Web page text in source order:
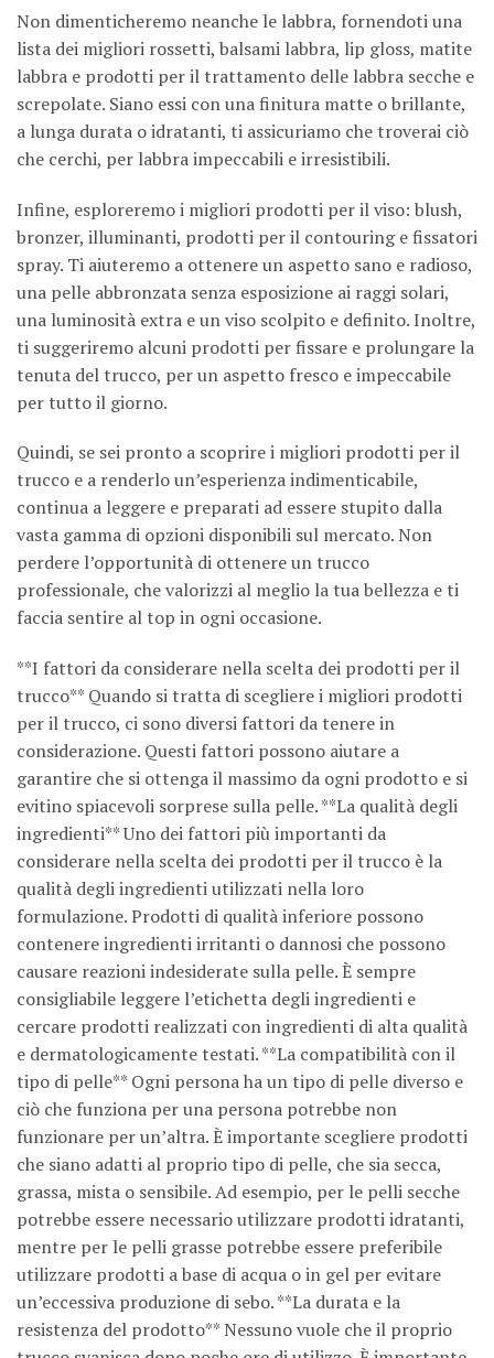
Non dimenticheremo neanche le labbra, fornendoti una
lista dei migliori rossetti, balsami labbra, lip gloss, matite
labbra e prodotti per il trattamento delle labbra secche e
screpolate. Siano essi con una finitura matte o brillante,
a lunga durata o idratanti, ti assicuriamo che troverai ciò
che cerchi, per labbra impeccabili e irresistibili.
Infine, esploreremo i migliori prodotti per il viso: blush,
bronzer, illuminanti, prodotti per il contouring e fissatori
spray. Ti aiuteremo a ottenere un aspetto sano e radioso,
una pelle abbronzata senza esposizione ai raggi solari,
una luminosità extra e un viso scolpito e definito. Inoltre,
ti suggeriremo alcuni prodotti per fissare e prolungare la
tenuta del trucco, per un aspetto fresco e impeccabile
per tutto il giorno.
Quindi, se sei pronto a scoprire i migliori prodotti per il
trucco e a renderlo un’esperienza indimenticabile,
continua a leggere e preparati ad essere stupito dalla
vasta gamma di opzioni disponibili sul mercato. Non
perdere l’opportunità di ottenere un trucco
professionale, che valorizzi al meglio la tua bellezza e ti
faccia sentire al top in ogni occasione.
**I fattori da considerare nella scelta dei prodotti per il
trucco** Quando si tratta di scegliere i migliori prodotti
per il trucco, ci sono diversi fattori da tenere in
considerazione. Questi fattori possono aiutare a
garantire che si ottenga il massimo da ogni prodotto e si
evitino spiacevoli sorprese sulla pelle. **La qualità degli
ingredienti** Uno dei fattori più importanti da
considerare nella scelta dei prodotti per il trucco è la
qualità degli ingredienti utilizzati nella loro
formulazione. Prodotti di qualità inferiore possono
contenere ingredienti irritanti o dannosi che possono
causare reazioni indesiderate sulla pelle. È sempre
consigliabile leggere l’etichetta degli ingredienti e
cercare prodotti realizzati con ingredienti di alta qualità
e dermatologicamente testati. **La compatibilità con il
tipo di pelle** Ogni persona ha un tipo di pelle diverso e
ciò che funziona per una persona potrebbe non
funzionare per un’altra. È importante scegliere prodotti
che siano adatti al proprio tipo di pelle, che sia secca,
grassa, mista o sensibile. Ad esempio, per le pelli secche
potrebbe essere necessario utilizzare prodotti idratanti,
mentre per le pelli grasse potrebbe essere preferibile
utilizzare prodotti a base di acqua o in gel per evitare
un’eccessiva produzione di sebo. **La durata e la
resistenza del prodotto** Nessuno vuole che il proprio